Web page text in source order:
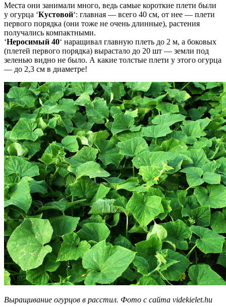
Места они занимали много, ведь самые короткие плети были
у огурца ‘Кустовой‘: главная — всего 40 см, от нее — плети
первого порядка (они тоже не очень длинные), растения
получались компактными.
‘Неросимый 40‘ наращивал главную плеть до 2 м, а боковых
(плетей первого порядка) вырастало до 20 шт — земли под
зеленью видно не было. А какие толстые плети у этого огурца
— до 2,3 см в диаметре!
Выращивание огурцов в расстил. Фото с сайта videkielet.hu